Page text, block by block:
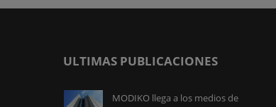
ULTIMAS PUBLICACIONES
MODIKO llega a los medios de